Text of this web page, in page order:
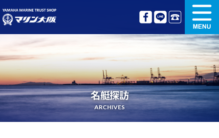
新艇情報
オリジナル艤装 ボート免許講習
更新講習 クルージング情報
名艇探訪
ARCHIVES